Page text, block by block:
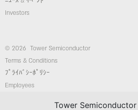
Tower Semiconductor
Investors
© 2026 Tower Semiconductor
Terms & Conditions
ﾌﾟﾗｲﾊﾞｼｰﾎﾟﾘｼｰ
Employees